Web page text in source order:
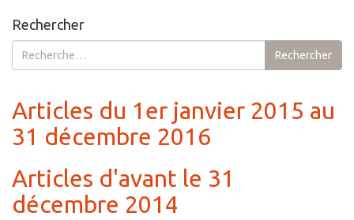
Rechercher
Rechercher :
Rechercher
Articles du 1er janvier 2015 au
31 décembre 2016
Articles d'avant le 31
décembre 2014